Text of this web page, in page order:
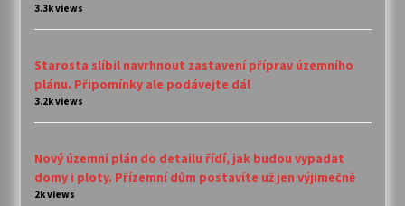
3.3k views
Starosta slíbil navrhnout zastavení příprav územního
plánu. Připomínky ale podávejte dál
3.2k views
Nový územní plán do detailu řídí, jak budou vypadat
domy i ploty. Přízemní dům postavíte už jen výjimečně
2k views